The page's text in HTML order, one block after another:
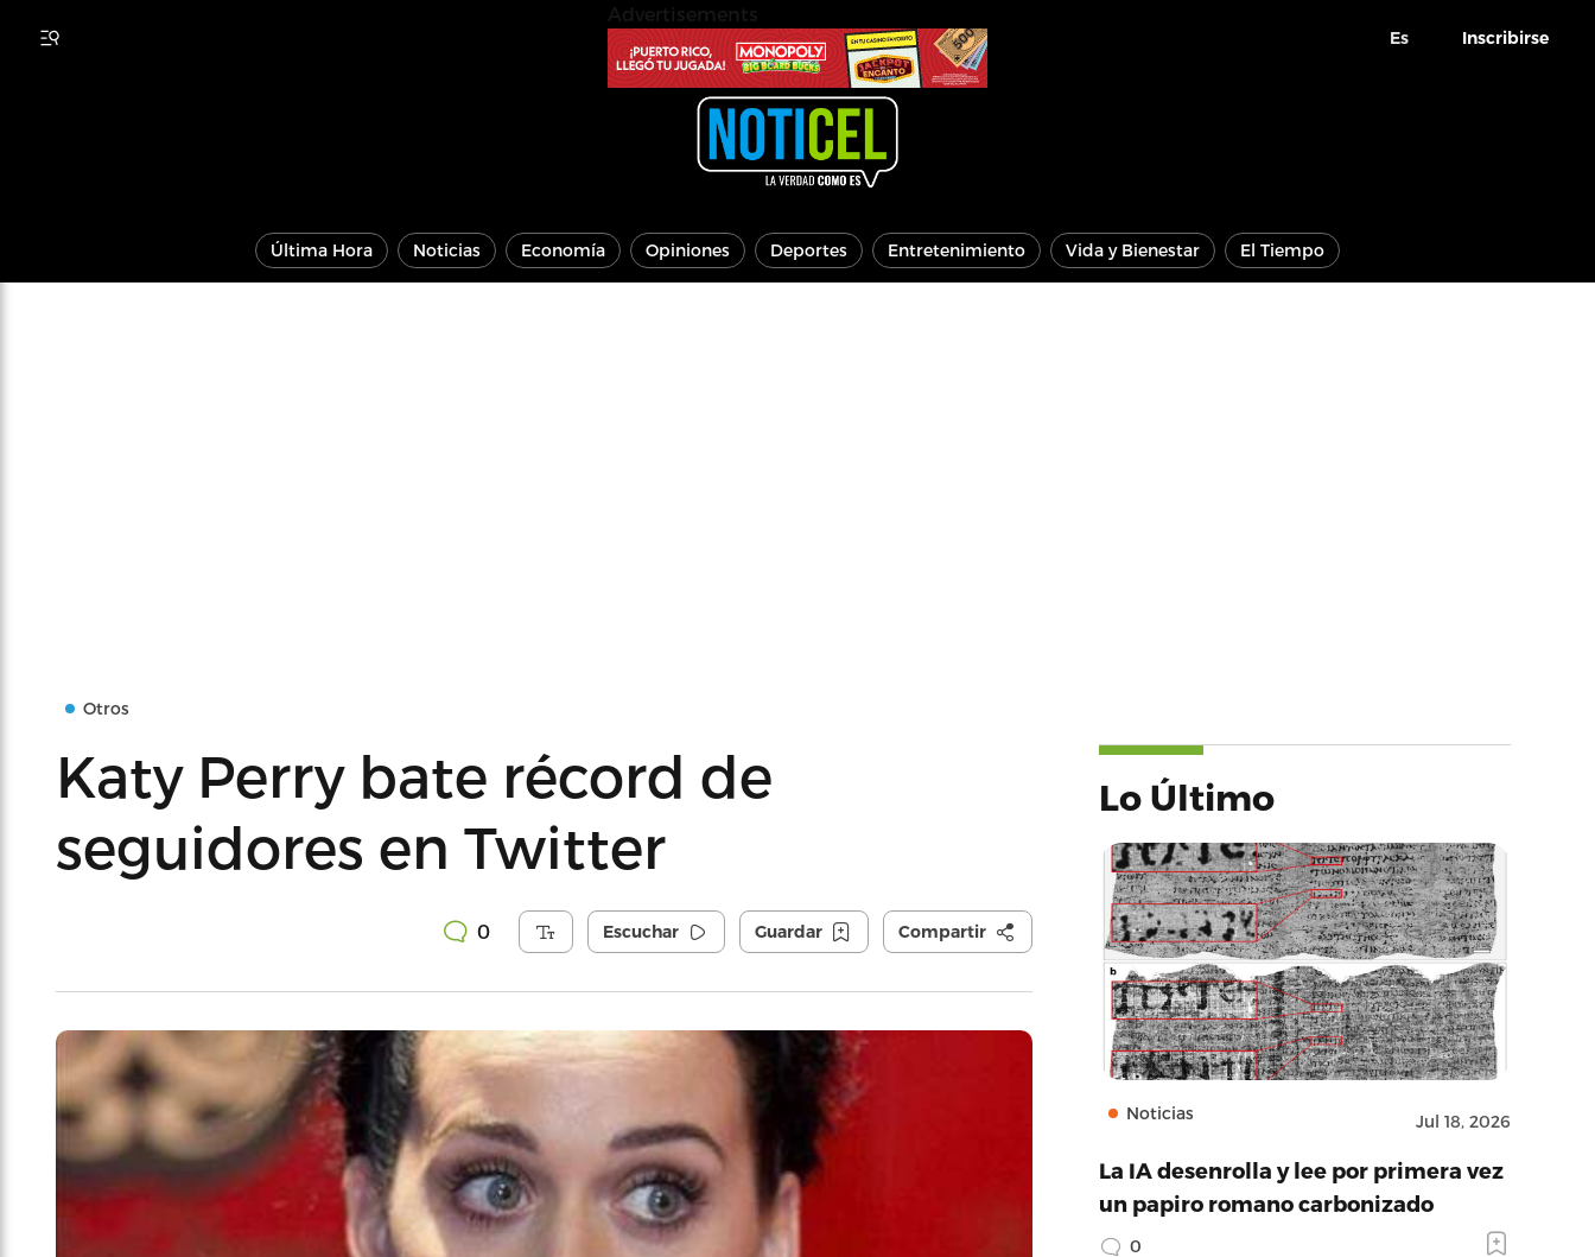
Es Inscribirse
Última Hora Noticias Economía Opiniones Deportes Entretenimiento Vida y Bienestar El Tiempo
Otros
Katy Perry bate récord de
seguidores en Twitter
0 Escuchar Guardar Compartir
Lo Último
Noticias Jul 18, 2026
La IA desenrolla y lee por primera vez
un papiro romano carbonizado
0